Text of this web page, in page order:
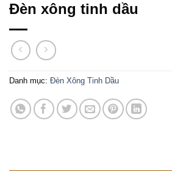
Đèn xông tinh dầu
Danh mục: Đèn Xông Tinh Dầu